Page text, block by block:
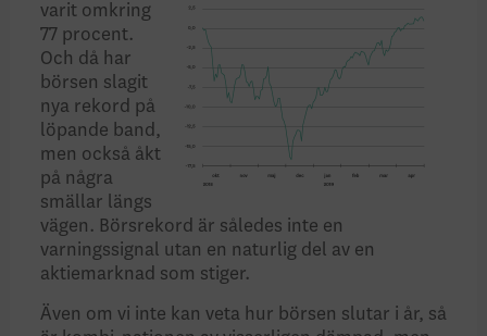
varit omkring
77 procent.
Och då har
börsen slagit
nya rekord på
löpande band,
men också åkt
på några
smällar längs
vägen. Börsrekord är således inte en
varningssignal utan en naturlig del av en
aktiemarknad som stiger.
Även om vi inte kan veta hur börsen slutar i år, så